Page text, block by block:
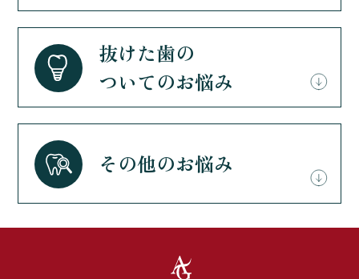
抜けた歯の
ついてのお悩み
その他のお悩み